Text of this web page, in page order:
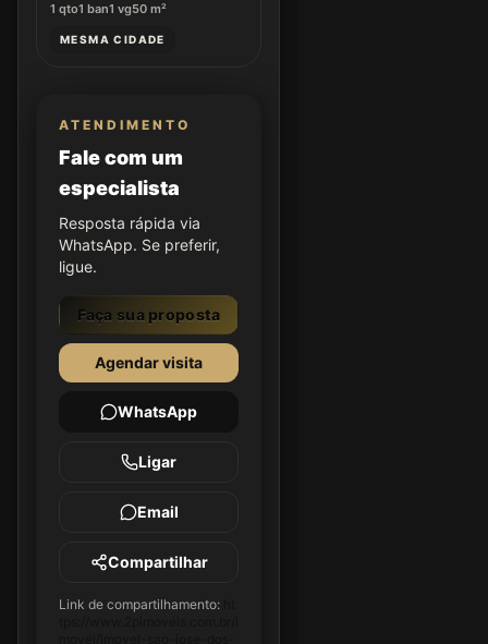
1 qto1 ban1 vg50 m²
MESMA CIDADE
ATENDIMENTO
Fale com um
especialista
Resposta rápida via
WhatsApp. Se preferir,
ligue.
Faça sua proposta
Agendar visita
WhatsApp
Ligar
Email
Compartilhar
Link de compartilhamento: